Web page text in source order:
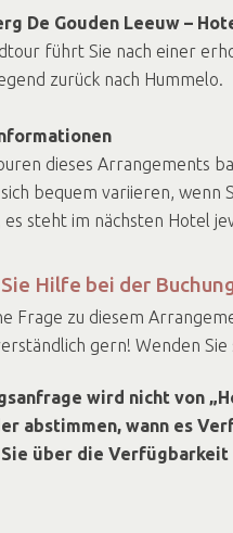
De Gouden Leeuw –
führt Sie nach einer
zurück nach Hummelo.
dieses Arrangements
bequem variieren,
steht im nächsten Hotel
Hilfe bei der
Frage zu diesem
gern! Wenden Sie
wird nicht von
abstimmen, wann es
über die